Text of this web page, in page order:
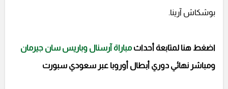
بوشكاش آرينا.
اضغط هنا لمتابعة أحداثمباراة آرسنال وباريس سان جيرمان
ومباشر نهائي دوري أبطال أوروبا عبر سعودي سبورت